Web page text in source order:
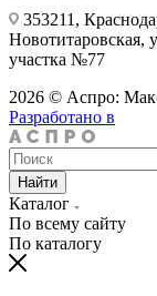
353211,
Новотитаровская,
участка №77
2026 © Аспро:
Разработано в
Найти
Каталог
По всему сайту
По каталогу